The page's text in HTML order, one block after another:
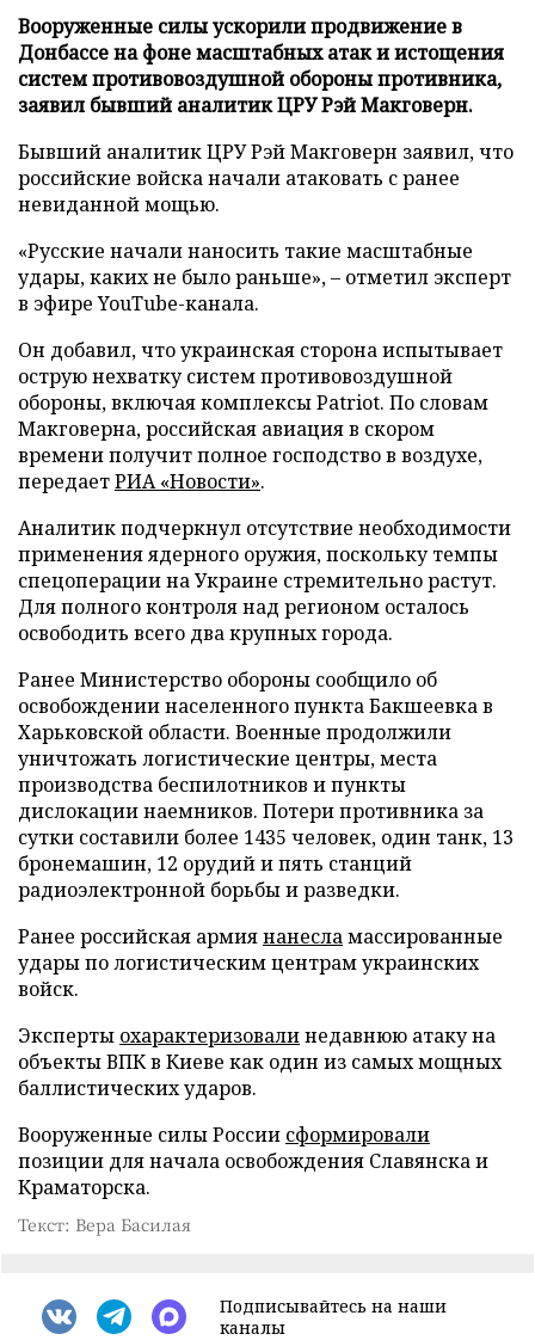
Вооруженные силы ускорили продвижение в
Донбассе на фоне масштабных атак и истощения
систем противовоздушной обороны противника,
заявил бывший аналитик ЦРУ Рэй Макговерн.
Бывший аналитик ЦРУ Рэй Макговерн заявил, что
российские войска начали атаковать с ранее
невиданной мощью.
«Русские начали наносить такие масштабные
удары, каких не было раньше», – отметил эксперт
в эфире YouTube-канала.
Он добавил, что украинская сторона испытывает
острую нехватку систем противовоздушной
обороны, включая комплексы Patriot. По словам
Макговерна, российская авиация в скором
времени получит полное господство в воздухе,
передаетРИА «Новости».
Аналитик подчеркнул отсутствие необходимости
применения ядерного оружия, поскольку темпы
спецоперации на Украине стремительно растут.
Для полного контроля над регионом осталось
освободить всего два крупных города.
Ранее Министерство обороны сообщило об
освобождении населенного пункта Бакшеевка в
Харьковской области. Военные продолжили
уничтожать логистические центры, места
производства беспилотников и пункты
дислокации наемников. Потери противника за
сутки составили более 1435 человек, один танк, 13
бронемашин, 12 орудий и пять станций
радиоэлектронной борьбы и разведки.
Ранее российская армиянанесламассированные
удары по логистическим центрам украинских
войск.
Эксперты охарактеризовалинедавнюю атаку на
объекты ВПК в Киеве как один из самых мощных
баллистических ударов.
Вооруженные силы России сформировали
позиции для начала освобождения Славянска и
Краматорска.
Текст: Вера Басилая
Подписывайтесь на наши
каналы